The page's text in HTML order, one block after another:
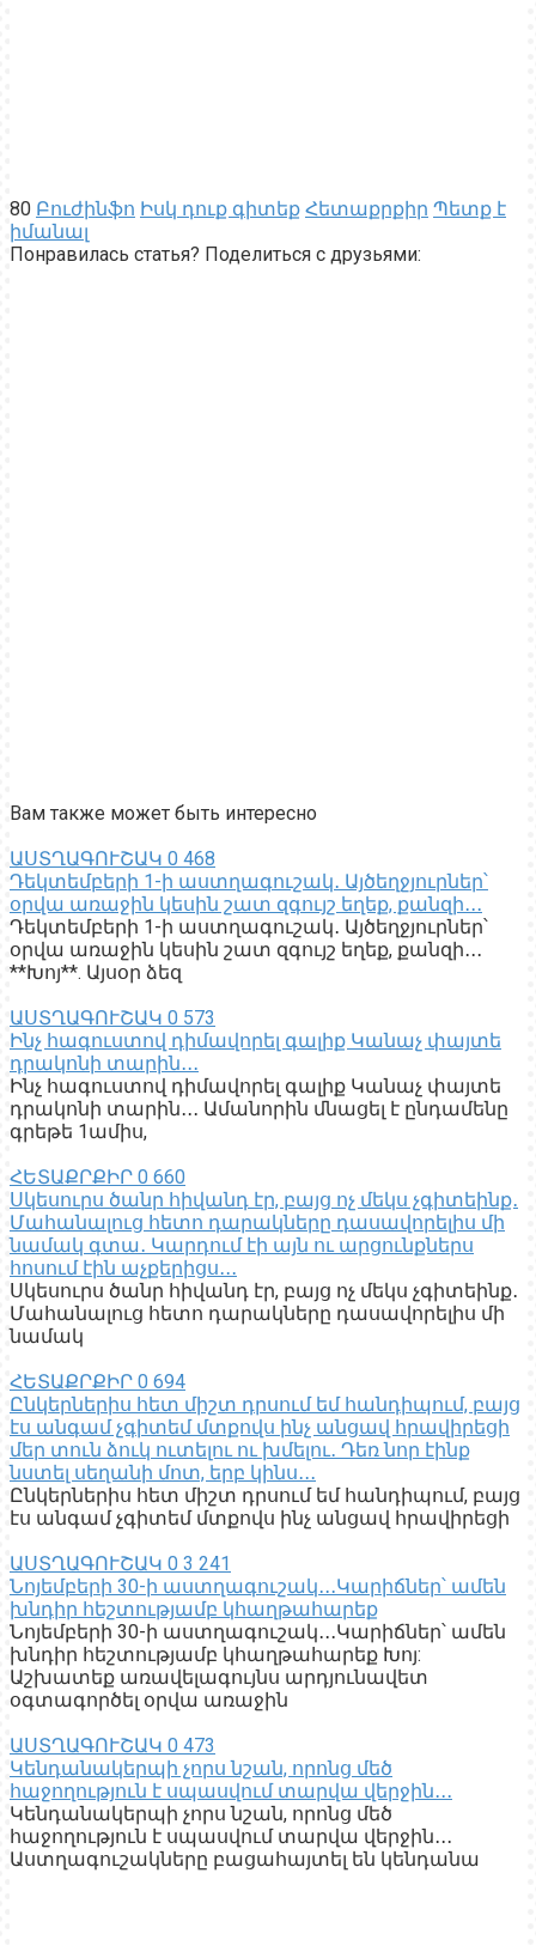
80 Բուժինֆո Իսկ դուք գիտեք Հետաքրքիր Պետք է
իմանալ
Понравилась статья? Поделиться с друзьями:
Вам также может быть интересно
ԱՍՏՂԱԳՈՒՇԱԿ 0 468
Դեկտեմբերի 1-ի աստղագուշակ․ Այծեղջյուրներ՝
օրվա առաջին կեսին շատ զգույշ եղեք, քանզի․․․
Դեկտեմբերի 1-ի աստղագուշակ․ Այծեղջյուրներ՝
օրվա առաջին կեսին շատ զգույշ եղեք, քանզի․․․
**Խոյ**. Այսօր ձեզ
ԱՍՏՂԱԳՈՒՇԱԿ 0 573
Ինչ հագուստով դիմավորել գալիք Կանաչ փայտե
դրակոնի տարին․․․
Ինչ հագուստով դիմավորել գալիք Կանաչ փայտե
դրակոնի տարին․․․ Ամանորին մնացել է ընդամենը
գրեթե 1ամիս,
ՀԵՏԱՔՐՔԻՐ 0 660
Սկեսուրս ծանր հիվանդ էր, բայց ոչ մեկս չգիտեինք․
Մահանալուց հետո դարակները դասավորելիս մի
նամակ գտա․ Կարդում էի այն ու արցունքներս
հոսում էին աչքերիցս․․․
Սկեսուրս ծանր հիվանդ էր, բայց ոչ մեկս չգիտեինք․
Մահանալուց հետո դարակները դասավորելիս մի
նամակ
ՀԵՏԱՔՐՔԻՐ 0 694
Ընկերներիս հետ միշտ դրսում եմ հանդիպում, բայց
էս անգամ չգիտեմ մտքովս ինչ անցավ հրավիրեցի
մեր տուն ձուկ ուտելու ու խմելու․ Դեռ նոր էինք
նստել սեղանի մոտ, երբ կինս․․․
Ընկերներիս հետ միշտ դրսում եմ հանդիպում, բայց
էս անգամ չգիտեմ մտքովս ինչ անցավ հրավիրեցի
ԱՍՏՂԱԳՈՒՇԱԿ 0 3 241
Նոյեմբերի 30-ի աստղագուշակ․․․Կարիճներ՝ ամեն
խնդիր հեշտությամբ կհաղթահարեք
Նոյեմբերի 30-ի աստղագուշակ․․․Կարիճներ՝ ամեն
խնդիր հեշտությամբ կհաղթահարեք Խոյ:
Աշխատեք առավելագույնս արդյունավետ
օգտագործել օրվա առաջին
ԱՍՏՂԱԳՈՒՇԱԿ 0 473
Կենդանակերպի չորս նշան, որոնց մեծ
հաջողություն է սպասվում տարվա վերջին․․․
Կենդանակերպի չորս նշան, որոնց մեծ
հաջողություն է սպասվում տարվա վերջին․․․
Աստղագուշակները բացահայտել են կենդանա